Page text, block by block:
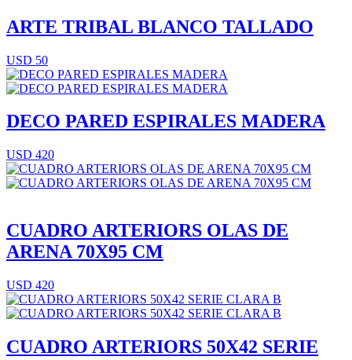
ARTE TRIBAL BLANCO TALLADO
USD 50
DECO PARED ESPIRALES MADERA
USD 420
CUADRO ARTERIORS OLAS DE
ARENA 70X95 CM
USD 420
CUADRO ARTERIORS 50X42 SERIE